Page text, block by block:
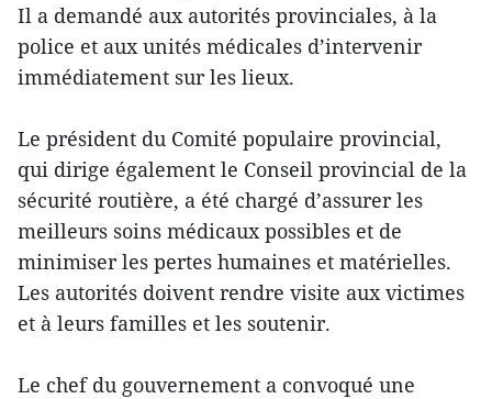
Il a demandé aux autorités provinciales, à la
police et aux unités médicales d’intervenir
immédiatement sur les lieux.
Le président du Comité populaire provincial,
qui dirige également le Conseil provincial de la
sécurité routière, a été chargé d’assurer les
meilleurs soins médicaux possibles et de
minimiser les pertes humaines et matérielles.
Les autorités doivent rendre visite aux victimes
et à leurs familles et les soutenir.
Le chef du gouvernement a convoqué une